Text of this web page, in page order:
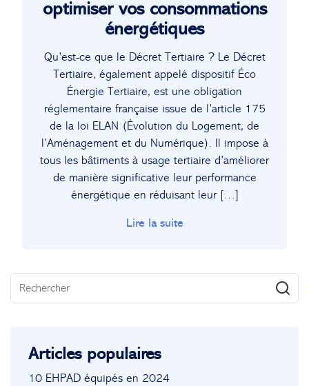
optimiser vos consommations
énergétiques
Qu’est-ce que le Décret Tertiaire ? Le Décret
Tertiaire, également appelé dispositif Éco
Énergie Tertiaire, est une obligation
réglementaire française issue de l’article 175
de la loi ELAN (Évolution du Logement, de
l’Aménagement et du Numérique). Il impose à
tous les bâtiments à usage tertiaire d’améliorer
de manière significative leur performance
énergétique en réduisant leur […]
Lire la suite
Articles populaires
10 EHPAD équipés en 2024